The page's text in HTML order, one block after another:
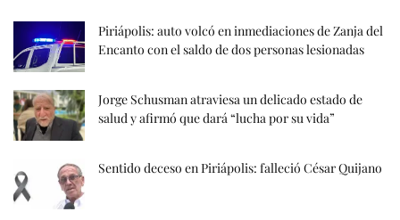
Piriápolis: auto volcó en inmediaciones de Zanja del
Encanto con el saldo de dos personas lesionadas
Jorge Schusman atraviesa un delicado estado de
salud y afirmó que dará “lucha por su vida”
Sentido deceso en Piriápolis: falleció César Quijano